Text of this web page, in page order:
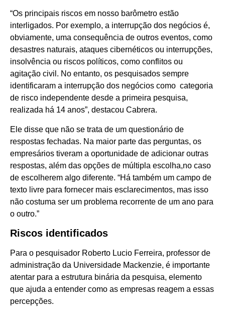
“Os principais riscos em nosso barômetro estão
interligados. Por exemplo, a interrupção dos negócios é,
obviamente, uma consequência de outros eventos, como
desastres naturais, ataques cibernéticos ou interrupções,
insolvência ou riscos políticos, como conflitos ou
agitação civil. No entanto, os pesquisados sempre
identificaram a interrupção dos negócios como categoria
de risco independente desde a primeira pesquisa,
realizada há 14 anos”, destacou Cabrera.
Ele disse que não se trata de um questionário de
respostas fechadas. Na maior parte das perguntas, os
empresários tiveram a oportunidade de adicionar outras
respostas, além das opções de múltipla escolha,no caso
de escolherem algo diferente. “Há também um campo de
texto livre para fornecer mais esclarecimentos, mas isso
não costuma ser um problema recorrente de um ano para
o outro.”
Riscos identificados
Para o pesquisador Roberto Lucio Ferreira, professor de
administração da Universidade Mackenzie, é importante
atentar para a estrutura binária da pesquisa, elemento
que ajuda a entender como as empresas reagem a essas
percepções.